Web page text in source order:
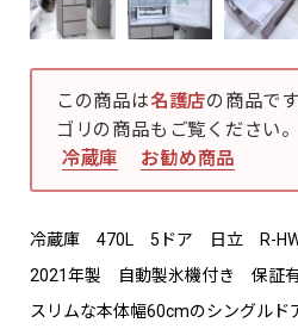
この商品は名護店の商品で
ゴリの商品もご覧ください。
冷蔵庫
お勧め商品
冷蔵庫 470L 5ドア 日立 R-
2021年製 自動製氷機付き 保証
スリムな本体幅60cmのシングルド